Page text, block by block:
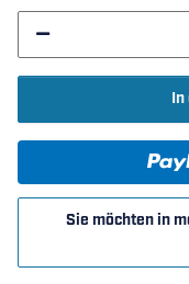
In
Sie möchten in